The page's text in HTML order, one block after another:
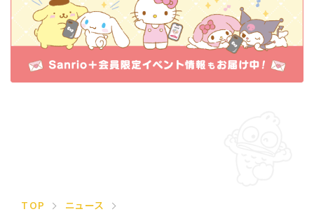
TOP
ニュース